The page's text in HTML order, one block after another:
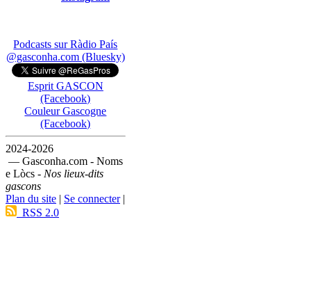
Podcasts sur Ràdio País
@gasconha.com (Bluesky)
Esprit GASCON
(Facebook)
Couleur Gascogne
(Facebook)
2024-2026
— Gasconha.com - Noms
e Lòcs - Nos lieux-dits
gascons
Plan du site | Se connecter|
RSS 2.0